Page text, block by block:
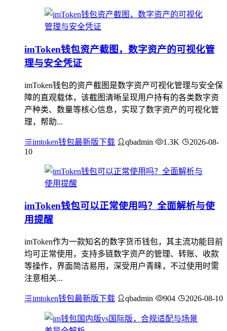
imToken钱包资产截图，数字资产的可视化管
理与安全凭证
imToken钱包的资产截图是数字资产可视化管理与安全保
障的直观载体，该截图清晰呈现用户持有的各类数字资
产种类、数量等核心信息，实现了数字资产的可视化管
理，帮助...
imtoken钱包最新版下载 qbadmin 1.3K
2026-08-
10
imToken钱包可以正常使用吗？全面解析与使
用提醒
imToken作为一款知名的数字货币钱包，其主流功能目前
均可正常使用，支持多链数字资产的管理、转账、收款
等操作，界面简洁易用，深受用户青睐，不过使用时需
注意相关...
imtoken钱包最新版下载 qbadmin 904 2026-08-10